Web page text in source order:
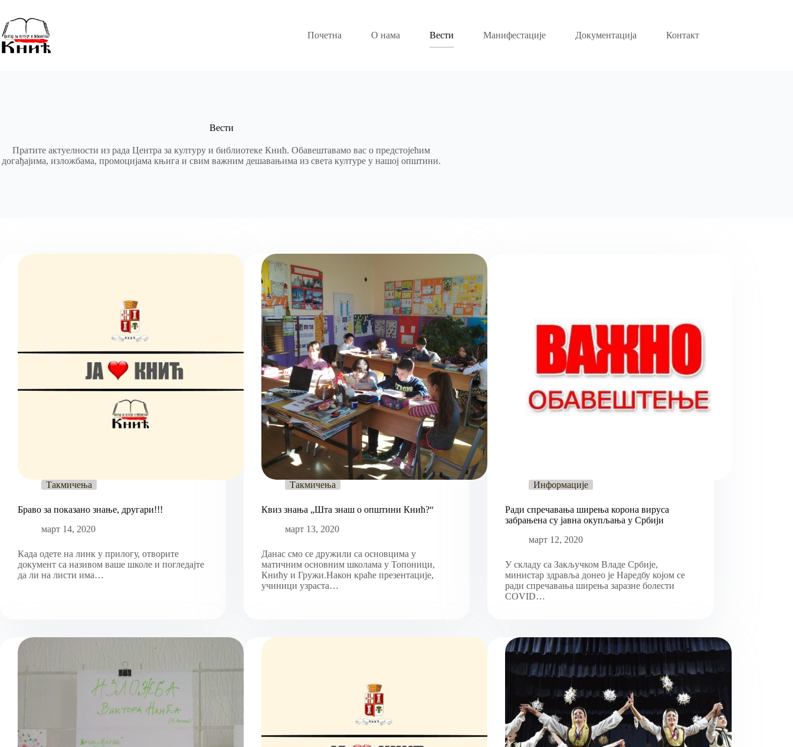
content
Почетна
О нама Вести Манифестације Документација Контакт
Вести
Пратите актуелности из рада Центра за културу и библиотеке Кнић. Обавештавамо вас о предстојећим
догађајима, изложбама, промоцијама књига и свим важним дешавањима из света културе у нашој општини.
Такмичења
Браво за показано знање, другари!!!
март 14, 2020
Када одете на линк у прилогу, отворите
документ са називом ваше школе и погледајте
да ли на листи има…
Такмичења
Квиз знања „Шта знаш о општини Кнић?“
март 13, 2020
Данас смо се дружили са основцима у
матичним основним школама у Топоници,
Книћу и Гружи.Након краће презентације,
учиници узраста…
Информације
Ради спречавања ширења корона вируса
забрањена су јавна окупљања у Србији
март 12, 2020
У складу са Закључком Владе Србије,
министар здравља донео је Наредбу којом се
ради спречавања ширења заразне болести
COVID…